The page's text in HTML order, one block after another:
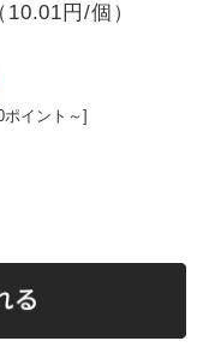
円/個）
ポイント～]